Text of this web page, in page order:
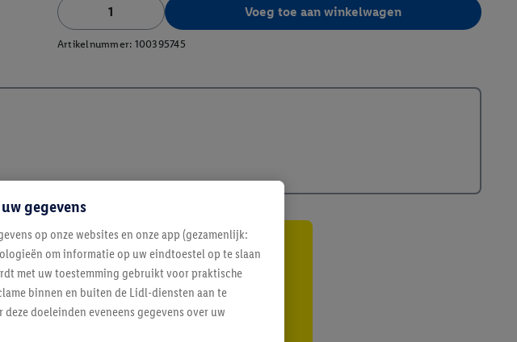
Voeg toe aan winkelwagen
Artikelnummer: 100395745
op de hoogte
Schrijf je in op de newsletter
gegevens
op onze websites en onze app (gezamenlijk:
om informatie op uw eindtoestel op te slaan
met uw toestemming gebruikt voor praktische
binnen en buiten de Lidl-diensten aan te
doeleinden eveneens gegevens over uw